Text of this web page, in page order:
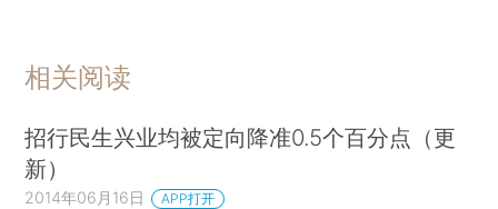
相关阅读
招行民生兴业均被定向降准0.5个百分点（更
新）
2014年06月16日 APP打开